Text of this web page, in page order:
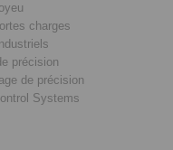
charges
précision
de précision
Systems